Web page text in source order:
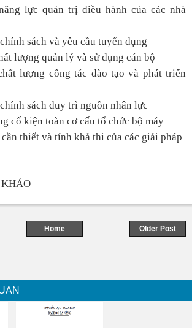
lực quản trị điều hành của các nhà
sách và yêu cầu tuyển dụng
lượng quản lý và sử dụng cán bộ
lượng công tác đào tạo và phát triển
sách duy trì nguồn nhân lực
cố kiện toàn cơ cấu tổ chức bộ máy
thiết và tính khả thi của các giải pháp
Older Post
Home